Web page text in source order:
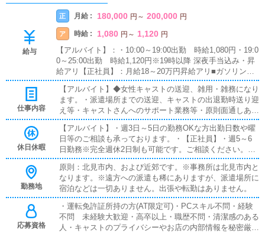
給与
正 月給 : 180,000 円 ～ 200,000 円
ア 時給 : 1,080 円 ～ 1,120 円
【アルバイト】：・10:00～19:00出勤 時給1,080円・19:0
0～25:00出勤 時給1,120円※19時以降 深夜手当込み・昇
給アリ【正社員】：月給18～20万円昇給アリ■ガソリン代
支給■日払い可■インセンティブあり■賞与あり■昇給あり■
残業代支給■試用期間あり
仕事内容
【アルバイト】◆女性キャストの送迎、雑用・雑務になり
ます。・派遣場所までの送迎、キャストの出退勤時送り迎
え等・キャストさんへのサポート業務等・原則面通しあり
(キャストが接客前に身バレ防止のためお客様の顔を確認
する作業)その際、お客様と対面しますがキャストとして
の業務はもちろんありません。あくまで、繋ぎ役としての
業務となります。※キャストによってはない場合もありま
す。※身バレ防止として、完全にお客様が目を瞑ったかを
確認後の対応も可能です・清掃業務送迎の状況次第で下記
のような業務もしていただく事がございます。事務所、待
機所、寮の清掃業務お仕事で使用するタオルやコスプレ衣
装の洗濯上記のような雑用業務となります。【正社員】原
則ドライバー業務以外にも受付業務、管理業務等がありま
す。≪業務内容≫◆送迎業務、各種管理業務、受付業務・
休日休暇
【アルバイト】・週3日～5日の勤務OKな方出勤日数や曜
日等のご相談も承っております。・【正社員】・週5～6
日勤務※完全週休2日制も可能です。ご相談ください。※
週1回遅番をお願いする場合もございます※休日は曜日ご
とで決定します。ご希望をご相談ください。
勤務地
原則：北見市内、および近郊です。※事務所は北見市内と
なります。※遠方への派遣も稀にありますが、派遣場所に
宿泊などは一切ありません。出張や転勤はありません。
応募資格
・運転免許証所持の方(AT限定可)・PCスキル不問・経験
不問 未経験大歓迎・高卒以上・職歴不問・清潔感のある
人・キャストのプライバシーやお店の内部情報を秘密厳守